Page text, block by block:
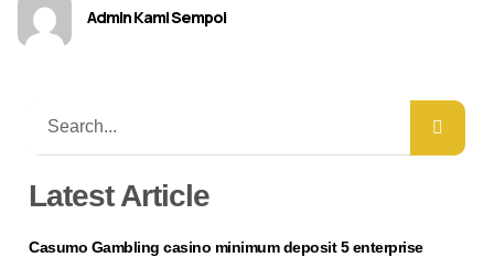
Admin Kami Sempoi
Latest Article
Casumo Gambling casino minimum deposit 5 enterprise